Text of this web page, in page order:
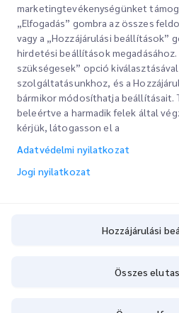
Gyorslinkek
Irodahelyek
Ajánlatkérés
Vállalati
Rólunk
Szolgáltatásaink
Hozzájárulási
marketingtevékenységünket
„Elfogadás” gombra az összes
vagy a „Hozzájárulási beállítások”
hirdetési beállítások
szükségesek” opció
szolgáltatásunkhoz, és a
bármikor módosíthatja beállításait.
beleértve a harmadik felek által
kérjük, látogasson el a
Adatvédelmi nyilatkozat
Jogi nyilatkozat
Hozzájárulási
Összes